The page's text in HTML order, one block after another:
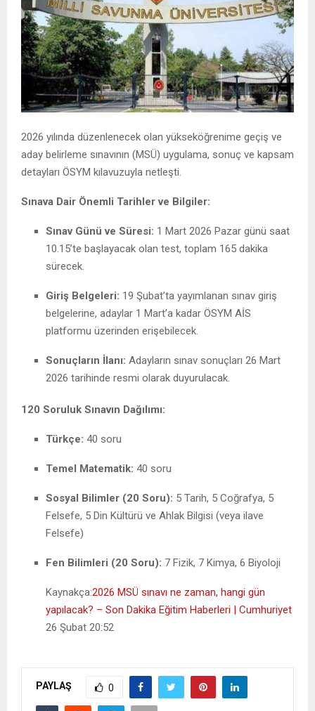
2026 yılında düzenlenecek olan yükseköğrenime geçiş ve
aday belirleme sınavının (MSÜ) uygulama, sonuç ve kapsam
detayları ÖSYM kılavuzuyla netleşti.
Sınava Dair Önemli Tarihler ve Bilgiler:
Sınav Günü ve Süresi: 1 Mart 2026 Pazar günü saat
10.15’te başlayacak olan test, toplam 165 dakika
sürecek.
Giriş Belgeleri: 19 Şubat’ta yayımlanan sınav giriş
belgelerine, adaylar 1 Mart’a kadar ÖSYM AİS
platformu üzerinden erişebilecek.
Sonuçların İlanı: Adayların sınav sonuçları 26 Mart
2026 tarihinde resmi olarak duyurulacak.
120 Soruluk Sınavın Dağılımı:
Türkçe: 40 soru
Temel Matematik: 40 soru
Sosyal Bilimler (20 Soru): 5 Tarih, 5 Coğrafya, 5
Felsefe, 5 Din Kültürü ve Ahlak Bilgisi (veya ilave
Felsefe)
Fen Bilimleri (20 Soru): 7 Fizik, 7 Kimya, 6 Biyoloji
Kaynakça:2026 MSÜ sınavı ne zaman, hangi gün
yapılacak? – Son Dakika Eğitim Haberleri | Cumhuriyet
26 Şubat 20:52
PAYLAŞ 0